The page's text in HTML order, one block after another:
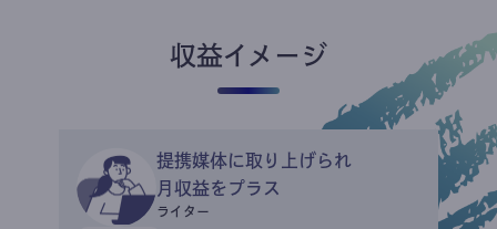
収益イメージ
提携媒体に取り上げられ
月収益をプラス
ライター